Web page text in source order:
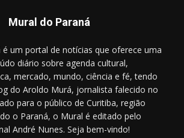
Mural do Paraná
é um portal de notícias que oferece uma
diário sobre agenda cultural,
mercado, mundo, ciência e fé, tendo
do Aroldo Murá, jornalista falecido no
para o público de Curitiba, região
o Paraná, o Mural é editado pelo
André Nunes. Seja bem-vindo!